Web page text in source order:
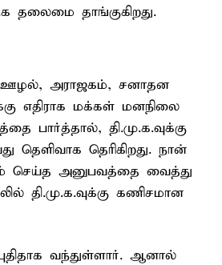
தலைமை தாங்குகிறது.
ஊழல், அராஜகம், சனாதன
எதிராக மக்கள் மனநிலை
பார்த்தால், தி.மு.க.வுக்கு
தெளிவாக தெரிகிறது. நான்
செய்த அனுபவத்தை வைத்து
தி.மு.க.வுக்கு கணிசமான
வந்துள்ளார். ஆனால்